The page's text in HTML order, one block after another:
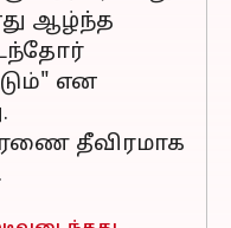
ஆழ்ந்த
என
தீவிரமாக